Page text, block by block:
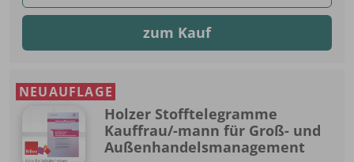
zum Kauf
NEUAUFLAGE
Holzer Stofftelegramme
Kauffrau/-mann für Groß- und
Außenhandelsmanagement